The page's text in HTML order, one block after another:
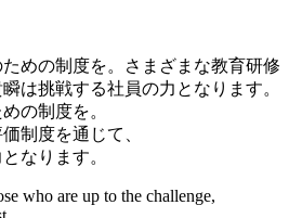
の制度を。
制度を通じて、
なります。
who are up to the challenge,